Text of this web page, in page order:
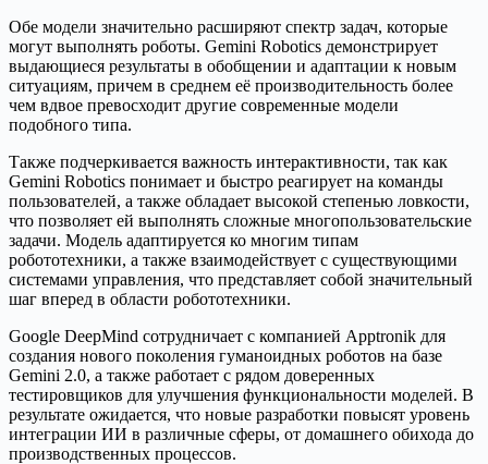
Обе модели значительно расширяют спектр задач, которые
могут выполнять роботы. Gemini Robotics демонстрирует
выдающиеся результаты в обобщении и адаптации к новым
ситуациям, причем в среднем её производительность более
чем вдвое превосходит другие современные модели
подобного типа.
Также подчеркивается важность интерактивности, так как
Gemini Robotics понимает и быстро реагирует на команды
пользователей, а также обладает высокой степенью ловкости,
что позволяет ей выполнять сложные многопользовательские
задачи. Модель адаптируется ко многим типам
робототехники, а также взаимодействует с существующими
системами управления, что представляет собой значительный
шаг вперед в области робототехники.
Google DeepMind сотрудничает с компанией Apptronik для
создания нового поколения гуманоидных роботов на базе
Gemini 2.0, а также работает с рядом доверенных
тестировщиков для улучшения функциональности моделей. В
результате ожидается, что новые разработки повысят уровень
интеграции ИИ в различные сферы, от домашнего обихода до
производственных процессов.